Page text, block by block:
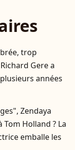
trop
Gere a
années
Zendaya
Holland ? La
emballe les